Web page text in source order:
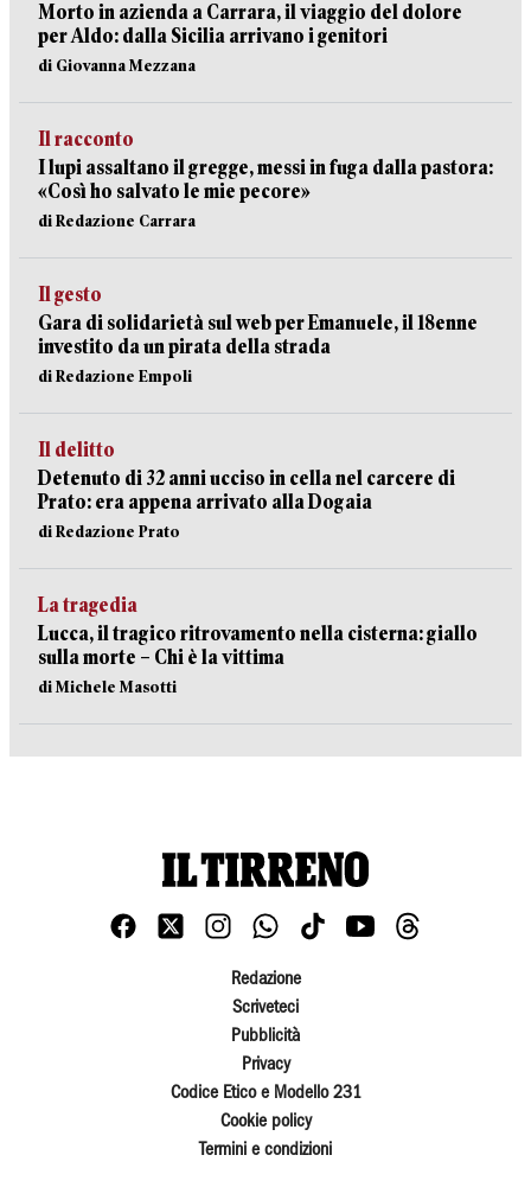
Morto in azienda a Carrara, il viaggio del dolore
per Aldo: dalla Sicilia arrivano i genitori
di Giovanna Mezzana
Il racconto
I lupi assaltano il gregge, messi in fuga dalla pastora:
«Così ho salvato le mie pecore»
di Redazione Carrara
Il gesto
Gara di solidarietà sul web per Emanuele, il 18enne
investito da un pirata della strada
di Redazione Empoli
Il delitto
Detenuto di 32 anni ucciso in cella nel carcere di
Prato: era appena arrivato alla Dogaia
di Redazione Prato
La tragedia
Lucca, il tragico ritrovamento nella cisterna: giallo
sulla morte – Chi è la vittima
di Michele Masotti
Redazione
Scriveteci
Pubblicità
Privacy
Codice Etico e Modello 231
Cookie policy
Termini e condizioni